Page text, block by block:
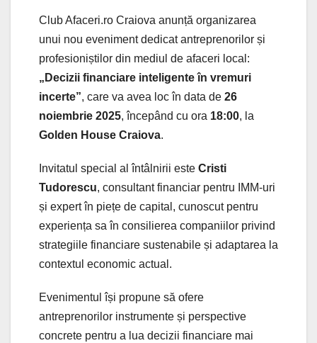
Club Afaceri.ro Craiova anunță organizarea
unui nou eveniment dedicat antreprenorilor și
profesioniștilor din mediul de afaceri local:
„Decizii financiare inteligente în vremuri
incerte”, care va avea loc în data de 26
noiembrie 2025, începând cu ora 18:00, la
Golden House Craiova.
Invitatul special al întâlnirii este Cristi
Tudorescu, consultant financiar pentru IMM-uri
și expert în piețe de capital, cunoscut pentru
experiența sa în consilierea companiilor privind
strategiile financiare sustenabile și adaptarea la
contextul economic actual.
Evenimentul își propune să ofere
antreprenorilor instrumente și perspective
concrete pentru a lua decizii financiare mai